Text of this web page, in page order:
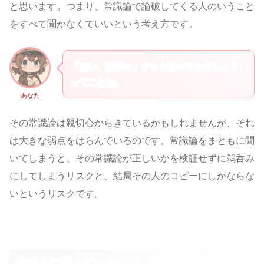
と思います。つまり、常識論で論破してくる人のいうこと
をすべて聞かなくていいという考え方です。
あなた
その常識論は親切心からきているかもしれませんが、それ
は大きな弱点をはらんでいるのです。常識論をまともに聞
いてしまうと、その常識論が正しいかを検証せずに鵜呑み
にしてしまうリスクと、結局その人のコピーにしかならな
いというリスクです。